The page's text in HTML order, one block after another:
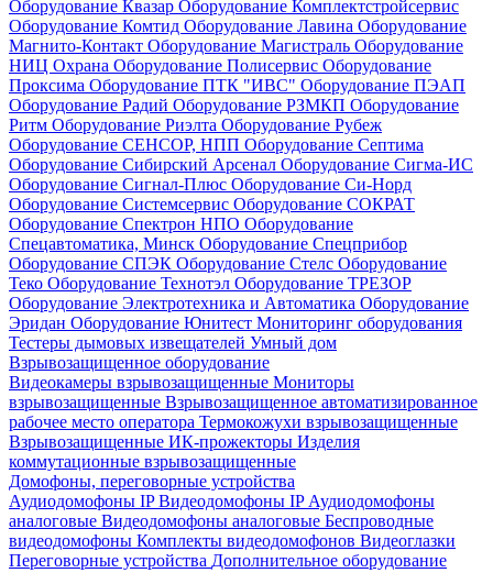
Оборудование Квазар Оборудование Комплектстройсервис
Оборудование Комтид Оборудование Лавина Оборудование
Магнито-Контакт Оборудование Магистраль Оборудование
НИЦ Охрана Оборудование Полисервис Оборудование
Проксима Оборудование ПТК "ИВС" Оборудование ПЭАП
Оборудование Радий Оборудование РЗМКП Оборудование
Ритм Оборудование Риэлта Оборудование Рубеж
Оборудование СЕНСОР, НПП Оборудование Септима
Оборудование Сибирский Арсенал Оборудование Сигма-ИС
Оборудование Сигнал-Плюс Оборудование Си-Норд
Оборудование Системсервис Оборудование СОКРАТ
Оборудование Спектрон НПО Оборудование
Спецавтоматика, Минск Оборудование Спецприбор
Оборудование СПЭК Оборудование Стелс Оборудование
Теко Оборудование Технотэл Оборудование ТРЕЗОР
Оборудование Электротехника и Автоматика Оборудование
Эридан Оборудование Юнитест Мониторинг оборудования
Тестеры дымовых извещателей Умный дом
Взрывозащищенное оборудование
Видеокамеры взрывозащищенные Мониторы
взрывозащищенные Взрывозащищенное автоматизированное
рабочее место оператора Термокожухи взрывозащищенные
Взрывозащищенные ИК-прожекторы Изделия
коммутационные взрывозащищенные
Домофоны, переговорные устройства
Аудиодомофоны IPВидеодомофоны IP Аудиодомофоны
аналоговые Видеодомофоны аналоговые Беспроводные
видеодомофоны Комплекты видеодомофонов Видеоглазки
Переговорные устройства Дополнительное оборудование